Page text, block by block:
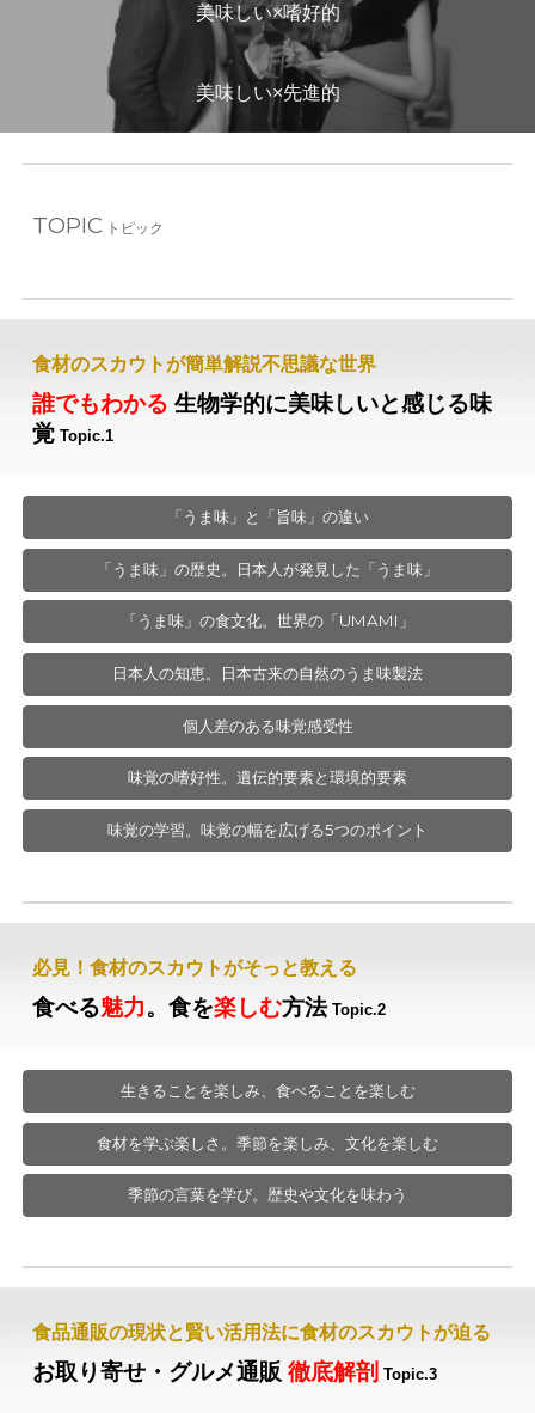
美味しい×嗜好的
美味しい×先進的
TOPIC トピック
食材のスカウトが簡単解説不思議な世界
誰でもわかる 生物学的に美味しいと感じる味
覚 Topic.1
「うま味」と「旨味」の違い
「うま味」の歴史。日本人が発見した「うま味」
「うま味」の食文化。世界の「UMAMI」
日本人の知恵。日本古来の自然のうま味製法
個人差のある味覚感受性
味覚の嗜好性。遺伝的要素と環境的要素
味覚の学習。味覚の幅を広げる5つのポイント
必見！食材のスカウトがそっと教える
食べる魅力。食を楽しむ方法Topic.2
生きることを楽しみ、食べることを楽しむ
食材を学ぶ楽しさ。季節を楽しみ、文化を楽しむ
季節の言葉を学び。歴史や文化を味わう
食品通販の現状と賢い活用法に食材のスカウトが迫る
お取り寄せ・グルメ通販徹底解剖 Topic.3